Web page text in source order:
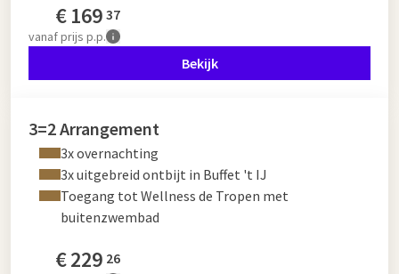
€169 37
vanafprijs p.p.
Bekijk
3=2 Arrangement
3x overnachting
3x uitgebreid ontbijt in Buffet 't IJ
Toegang tot Wellness de Tropen met
buitenzwembad
€229 26